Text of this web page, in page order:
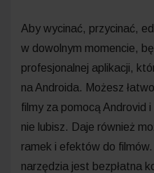
Aby wycinać, przycinać,
w dowolnym momencie,
profesjonalnej aplikacji,
na Androida. Możesz
filmy za pomocą Androvid
nie lubisz. Daje również
ramek i efektów do
narzędzia jest bezpłatna